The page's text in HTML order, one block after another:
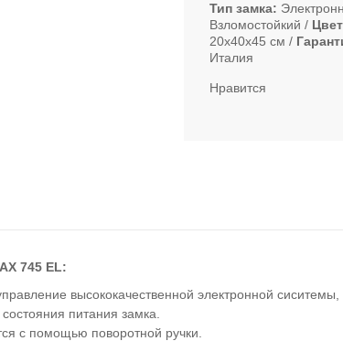
Тип замка
Взломостойкий
Цвет
20х40х45 см
Италия
Нравится
745 EL:
высококачественной электронной
питания замка.
с помощью поворотной ручки.